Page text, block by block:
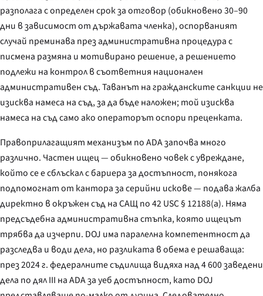
разполага с определен срок за отговор (обикновено 30–90
дни в зависимост от държавата членка), оспорваният
случай преминава през административна процедура с
писмена размяна и мотивирано решение, а решението
подлежи на контрол в съответния национален
административен съд. Таванът на гражданските санкции не
изисква намеса на съд, за да бъде наложен; той изисква
намеса на съд само ако операторът оспори преценката.
Правоприлагащият механизъм по ADA започва много
различно. Частен ищец — обикновено човек с увреждане,
който се е сблъскал с бариера за достъпност, понякога
подпомогнат от кантора за серийни искове — подава жалба
директно в окръжен съд на САЩ по 42 USC § 12188(a). Няма
предсъдебна административна стъпка, която ищецът
трябва да изчерпи. DOJ има паралелна компетентност да
разследва и води дела, но разликата в обема е решаваща:
през 2024 г. федералните съдилища видяха над 4 600 заведени
дела по дял III на ADA за уеб достъпност, като DOJ